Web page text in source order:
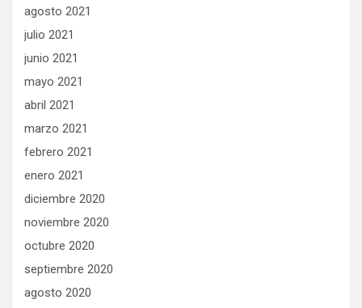
agosto 2021
julio 2021
junio 2021
mayo 2021
abril 2021
marzo 2021
febrero 2021
enero 2021
diciembre 2020
noviembre 2020
octubre 2020
septiembre 2020
agosto 2020